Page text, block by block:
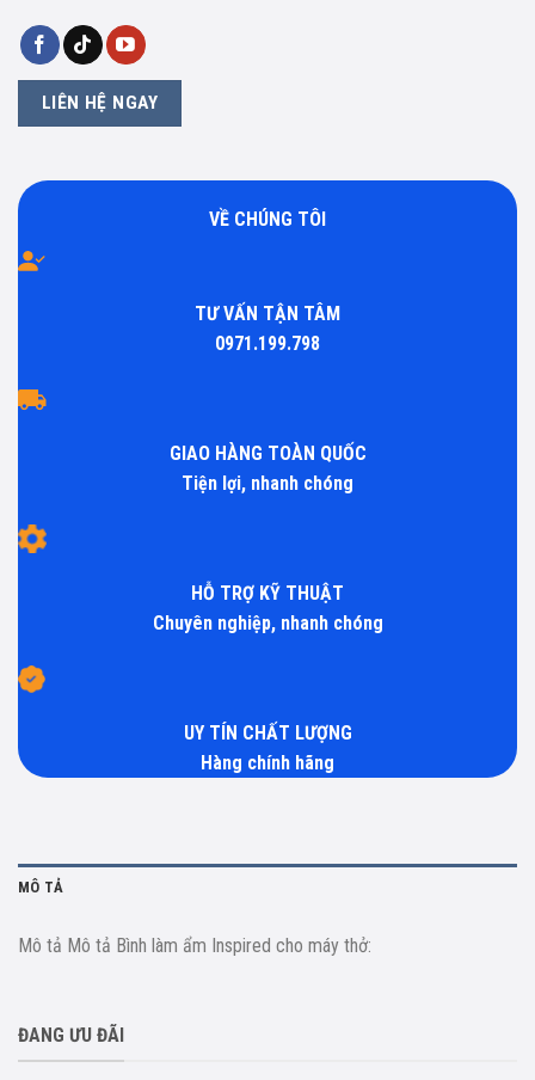
LIÊN HỆ NGAY
VỀ CHÚNG TÔI
TƯ VẤN TẬN TÂM
0971.199.798
GIAO HÀNG TOÀN QUỐC
Tiện lợi, nhanh chóng
HỖ TRỢ KỸ THUẬT
Chuyên nghiệp, nhanh chóng
UY TÍN CHẤT LƯỢNG
Hàng chính hãng
MÔ TẢ
Mô tả Mô tả Bình làm ẩm Inspired cho máy thở:
ĐANG ƯU ĐÃI